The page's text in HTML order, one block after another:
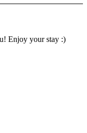
Enjoy your stay :)